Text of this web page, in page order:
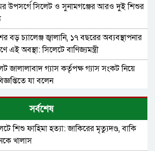
উপসর্গে সিলেট ও সুনামগঞ্জের আরও দুই শিশুর
বড় চ্যালেঞ্জ জ্বালানি, ১৭ বছরের অব্যবস্থাপনার
এই অবস্থা: সিলেটে বাণিজ্যমন্ত্রী
জালালাবাদ গ্যাস কর্তৃপক্ষ গ্যাস সংকট নিয়ে
যা বলেন
ডিবি পুলিশ পরিচয়ে কিশোরকে অপহরণের
জনতার হাতে ধরা
অবৈধ পাথর উত্তোলনের অভিযোগে
অভিযান, আটক ৮
সর্বশেষ
শিশু ফাহিমা হত্যা: জাকিরের মৃত্যুদণ্ড, বাকি
খালাস